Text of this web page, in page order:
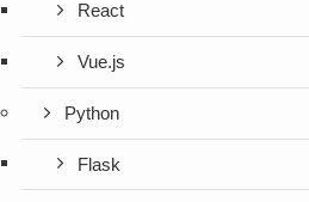
React
Vue.js
Python
Flask